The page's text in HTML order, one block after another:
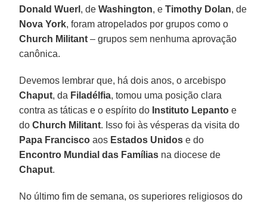
Donald Wuerl , deWashington, eTimothy Dolan, de
Nova York, foram atropelados por grupos como o
Church Militant – grupos sem nenhuma aprovação
canônica.
Devemos lembrar que, há dois anos, o arcebispo
Chaput, da Filadélfia, tomou uma posição clara
contra as táticas e o espírito do Instituto Lepanto e
doChurch Militant. Isso foi às vésperas da visita do
Papa Francisco aos Estados Unidos e do
Encontro Mundial das Famílias na diocese de
Chaput.
No último fim de semana, os superiores religiosos do